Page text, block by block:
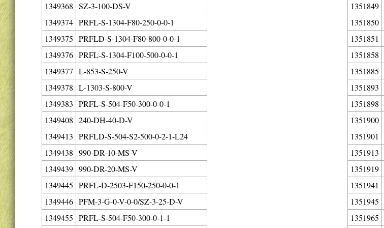
1349368 SZ-3-100-DS-V
1349374 PRFL-S-1304-F80-250-0-0-1
1349375 PRFLD-S-1304-F80-800-0-0-1
1349376 PRFL-S-1304-F100-500-0-0-1
1349377 L-853-S-250-V
1349378 L-1303-S-800-V
1349383 PRFL-S-504-F50-300-0-0-1
1349408 240-DH-40-D-V
1349413 PRFLD-S-504-S2-500-0-2-1-L24
1349438 990-DR-10-MS-V
1349439 990-DR-20-MS-V
1349445 PRFL-D-2503-F150-250-0-0-1
1349446 PFM-3-G-0-V-0-0/SZ-3-25-D-V
1349455 PRFL-S-504-F50-300-0-1-1
1351849
1351850
1351851
1351858
1351885
1351893
1351898
1351900
1351901
1351913
1351919
1351941
1351945
1351965